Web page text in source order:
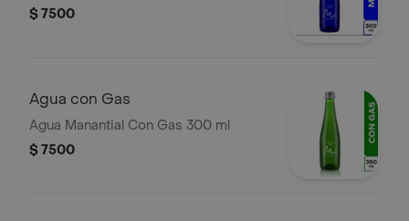
$ 7500
Agua con Gas
Agua Manantial Con Gas 300 ml
$ 7500